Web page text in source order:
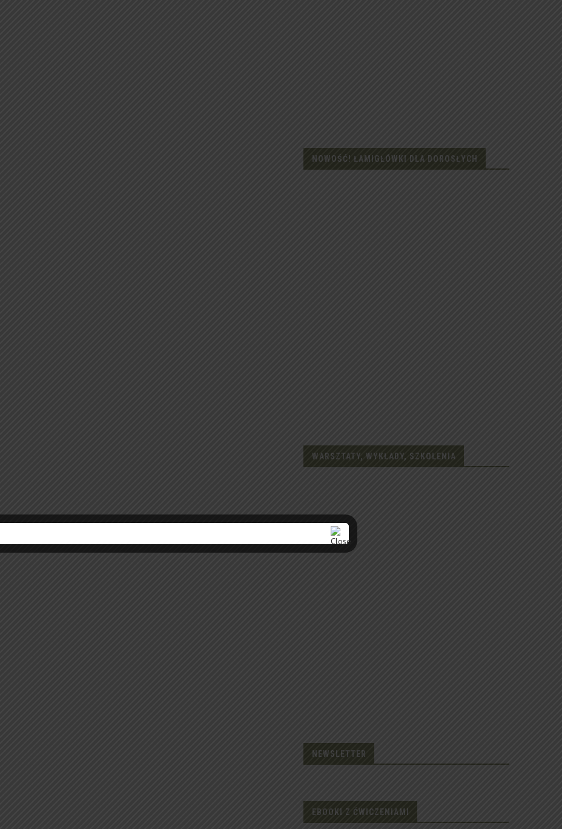
NOWOŚĆ! ŁAMIGŁÓWKI DLA DOROSŁYCH
WARSZTATY, WYKŁADY, SZKOLENIA
NEWSLETTER
EBOOKI Z ĆWICZENIAMI